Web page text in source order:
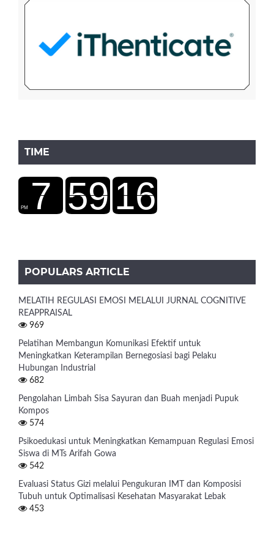
TIME
POPULARS ARTICLE
MELATIH REGULASI EMOSI MELALUI JURNAL COGNITIVE
REAPPRAISAL
969
Pelatihan Membangun Komunikasi Efektif untuk
Meningkatkan Keterampilan Bernegosiasi bagi Pelaku
Hubungan Industrial
682
Pengolahan Limbah Sisa Sayuran dan Buah menjadi Pupuk
Kompos
574
Psikoedukasi untuk Meningkatkan Kemampuan Regulasi Emosi
Siswa di MTs Arifah Gowa
542
Evaluasi Status Gizi melalui Pengukuran IMT dan Komposisi
Tubuh untuk Optimalisasi Kesehatan Masyarakat Lebak
453